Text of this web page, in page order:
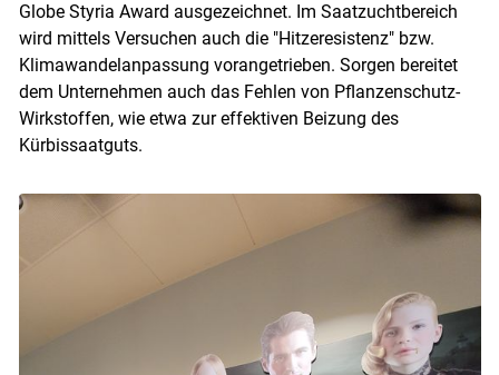
Globe Styria Award ausgezeichnet. Im Saatzuchtbereich
wird mittels Versuchen auch die "Hitzeresistenz" bzw.
Klimawandelanpassung vorangetrieben. Sorgen bereitet
dem Unternehmen auch das Fehlen von Pflanzenschutz-
Wirkstoffen, wie etwa zur effektiven Beizung des
Kürbissaatguts.